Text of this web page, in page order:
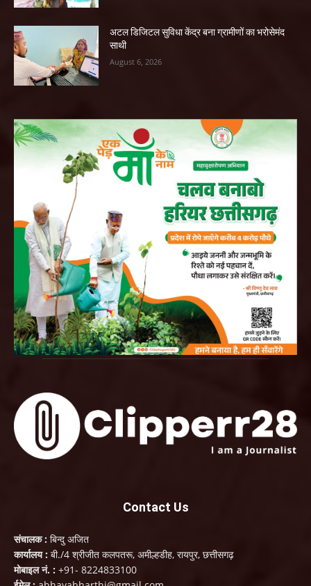
अटल डिजिटल सुविधा केंद्र बना ग्रामीणों का भरोसेमंद
साथी
August 6, 2026
Contact Us
संचालक : बिन्दु अजित
कार्यालय : बी./4 श्रीजीत कलपतरू, अमील्हडीह, रायपुर, छत्तीसगढ़
मोबाइल नं. : +91- 8224833100